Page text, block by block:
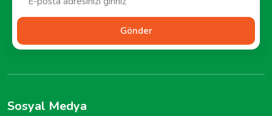
Gönder
Sosyal Medya